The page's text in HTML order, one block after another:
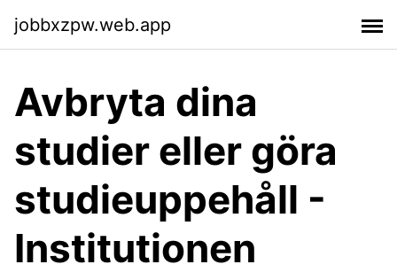
jobbxzpw.web.app
Avbryta dina
studier eller göra
studieuppehåll -
Institutionen